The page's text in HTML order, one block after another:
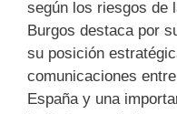
según los riesgos de
Burgos destaca por
su posición
comunicaciones
España y una